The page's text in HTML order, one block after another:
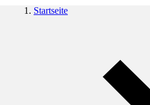
Startseite